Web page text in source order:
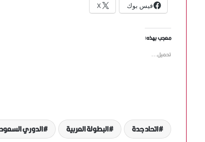
فيس بوك X
معجب بهذه:
تحميل...
اتحاد جدة البطولة العربية الدوري